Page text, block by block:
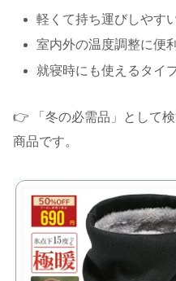
軽くて持ち運びしやす
室内外の温度調整に便利
就寝時にも使えるタイ
👉 「冬の必需品」として
商品です。